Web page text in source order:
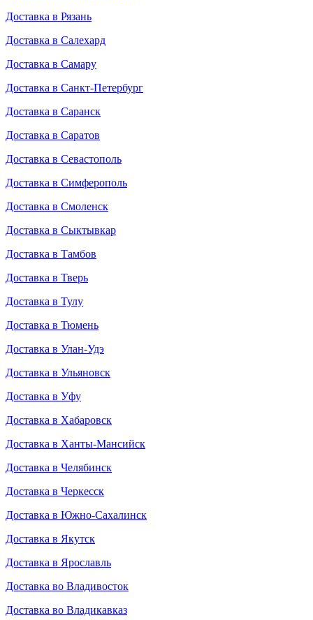
Доставка в Рязань
Доставка в Салехард
Доставка в Самару
Доставка в Санкт-Петербург
Доставка в Саранск
Доставка в Саратов
Доставка в Севастополь
Доставка в Симферополь
Доставка в Смоленск
Доставка в Сыктывкар
Доставка в Тамбов
Доставка в Тверь
Доставка в Тулу
Доставка в Тюмень
Доставка в Улан-Удэ
Доставка в Ульяновск
Доставка в Уфу
Доставка в Хабаровск
Доставка в Ханты-Мансийск
Доставка в Челябинск
Доставка в Черкесск
Доставка в Южно-Сахалинск
Доставка в Якутск
Доставка в Ярославль
Доставка во Владивосток
Доставка во Владикавказ